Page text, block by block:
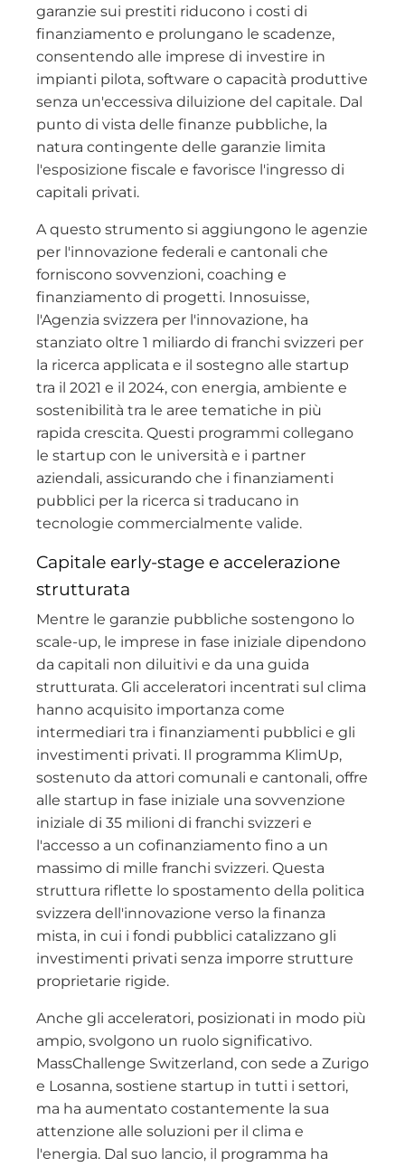
garanzie sui prestiti riducono i costi di
finanziamento e prolungano le scadenze,
consentendo alle imprese di investire in
impianti pilota, software o capacità produttive
senza un'eccessiva diluizione del capitale. Dal
punto di vista delle finanze pubbliche, la
natura contingente delle garanzie limita
l'esposizione fiscale e favorisce l'ingresso di
capitali privati.
A questo strumento si aggiungono le agenzie
per l'innovazione federali e cantonali che
forniscono sovvenzioni, coaching e
finanziamento di progetti. Innosuisse,
l'Agenzia svizzera per l'innovazione, ha
stanziato oltre 1 miliardo di franchi svizzeri per
la ricerca applicata e il sostegno alle startup
tra il 2021 e il 2024, con energia, ambiente e
sostenibilità tra le aree tematiche in più
rapida crescita. Questi programmi collegano
le startup con le università e i partner
aziendali, assicurando che i finanziamenti
pubblici per la ricerca si traducano in
tecnologie commercialmente valide.
Capitale early-stage e accelerazione
strutturata
Mentre le garanzie pubbliche sostengono lo
scale-up, le imprese in fase iniziale dipendono
da capitali non diluitivi e da una guida
strutturata. Gli acceleratori incentrati sul clima
hanno acquisito importanza come
intermediari tra i finanziamenti pubblici e gli
investimenti privati. Il programma KlimUp,
sostenuto da attori comunali e cantonali, offre
alle startup in fase iniziale una sovvenzione
iniziale di 35 milioni di franchi svizzeri e
l'accesso a un cofinanziamento fino a un
massimo di mille franchi svizzeri. Questa
struttura riflette lo spostamento della politica
svizzera dell'innovazione verso la finanza
mista, in cui i fondi pubblici catalizzano gli
investimenti privati senza imporre strutture
proprietarie rigide.
Anche gli acceleratori, posizionati in modo più
ampio, svolgono un ruolo significativo.
MassChallenge Switzerland, con sede a Zurigo
e Losanna, sostiene startup in tutti i settori,
ma ha aumentato costantemente la sua
attenzione alle soluzioni per il clima e
l'energia. Dal suo lancio, il programma ha